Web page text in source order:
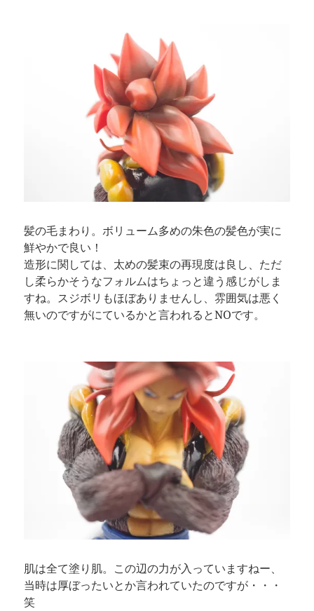
髪の毛まわり。ボリューム多めの朱色の髪色が実に
鮮やかで良い！
造形に関しては、太めの髪束の再現度は良し、ただ
し柔らかそうなフォルムはちょっと違う感じがしま
すね。スジボリもほぼありませんし、雰囲気は悪く
無いのですがにているかと言われるとNOです。
肌は全て塗り肌。この辺の力が入っていますねー、
当時は厚ぼったいとか言われていたのですが・・・
笑